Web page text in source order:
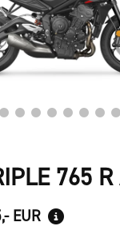
765
EUR